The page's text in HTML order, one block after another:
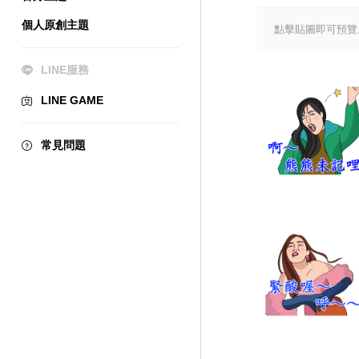
個人原創主題
LINE服務
LINE GAME
常見問題
點擊貼圖即可預